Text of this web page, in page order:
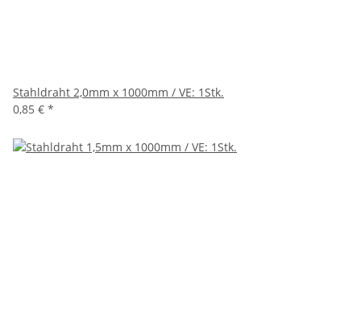
Stahldraht 2,0mm x 1000mm / VE: 1Stk.
0,85 € *